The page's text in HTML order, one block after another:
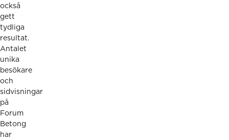
också
gett
tydliga
resultat.
Antalet
unika
besökare
och
sidvisningar
på
Forum
Betong
har